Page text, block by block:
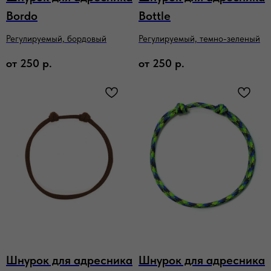
Bordo
Регулируемый, бордовый
от 250 р.
Bottle
Регулируемый, темно-зеленый
от 250 р.
Шнурок для адресника Шнурок для адресника